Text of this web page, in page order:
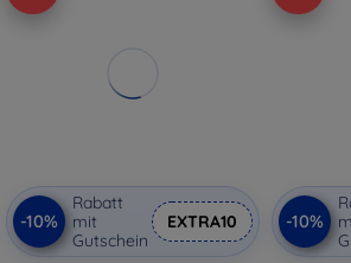
-10%
Rabatt
mit
Gutschein
EXTRA10 -10%